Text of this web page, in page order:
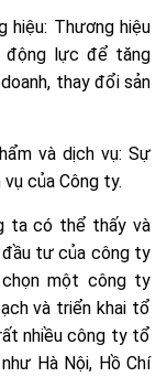
hiệu: Thương hiệu
động lực để tăng
thay đổi sản
và dịch vụ: Sự
của Công ty.
ta có thể thấy và
tư của công ty
một công ty
và triển khai tổ
nhiều công ty tổ
Hà Nội, Hồ Chí